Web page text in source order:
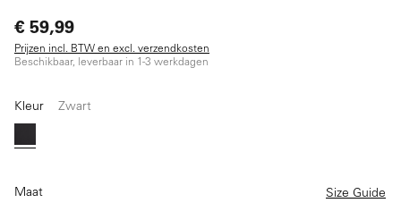
€ 59,99
Prijzen incl. BTW en excl. verzendkosten
Beschikbaar, leverbaar in 1-3 werkdagen
Kleur Zwart
Zwart
Maat Size Guide